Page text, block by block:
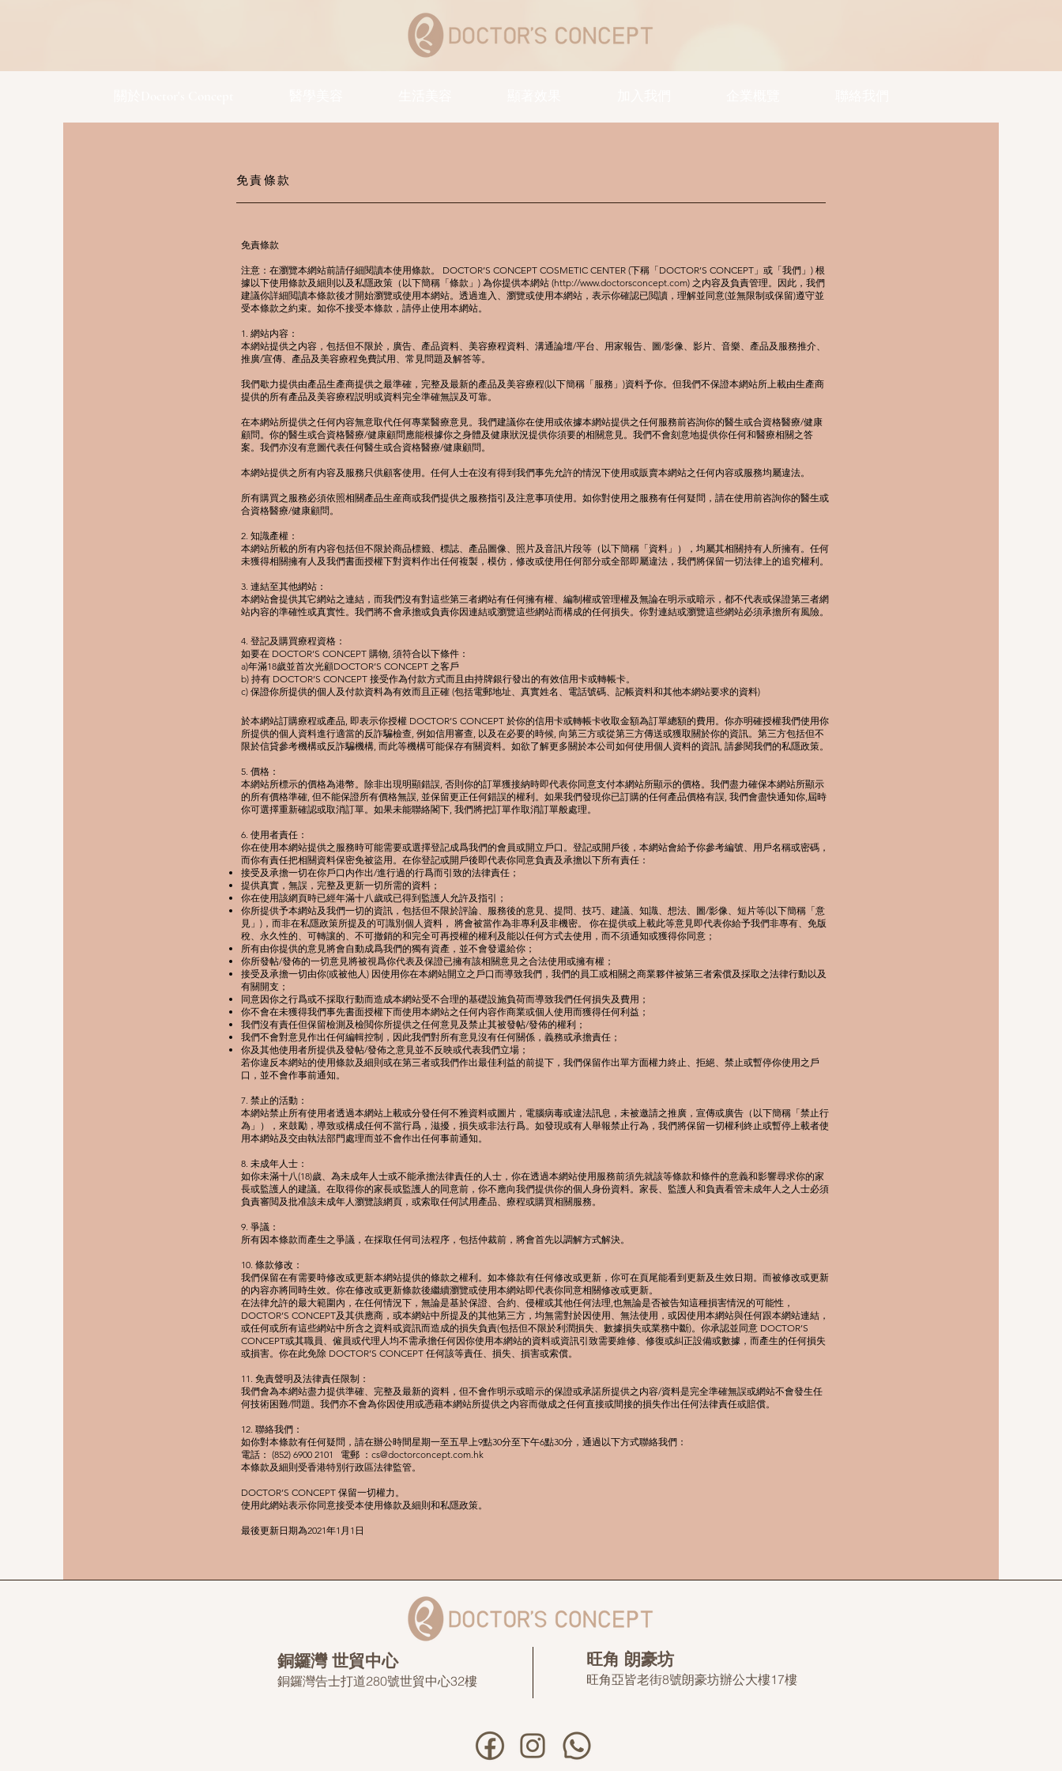
免責條款
免責條款
注意：在瀏覽本網站前請仔細閱讀本使用條款。 DOCTOR’S CONCEPT COSMETIC CENTER (下稱「DOCTOR’S CONCEPT」或「我們」) 根
據以下使用條款及細則以及私隱政策（以下簡稱「條款」) 為你提供本網站 (http://www.doctorsconcept.com) 之内容及負責管理。因此，我們
建議你詳細閲讀本條款後才開始瀏覽或使用本網站。透過進入、瀏覽或使用本網站，表示你確認已閲讀，理解並同意(並無限制或保留)遵守並
受本條款之約束。如你不接受本條款，請停止使用本網站。
1. 網站内容：
本網站提供之内容，包括但不限於，廣告、產品資料、美容療程資料、溝通論壇/平台、用家報告、圖/影像、影片、音樂、產品及服務推介、
推廣/宣傳、產品及美容療程免費試用、常見問題及解答等。
我們歇力提供由產品生產商提供之最準確，完整及最新的產品及美容療程(以下簡稱「服務」)資料予你。但我們不保證本網站所上載由生產商
提供的所有產品及美容療程説明或資料完全準確無誤及可靠。
在本網站所提供之任何内容無意取代任何專業醫療意見。我們建議你在使用或依據本網站提供之任何服務前咨詢你的醫生或合資格醫療/健康
顧問。你的醫生或合資格醫療/健康顧問應能根據你之身體及健康狀況提供你須要的相關意見。我們不會刻意地提供你任何和醫療相關之答
案。我們亦沒有意圖代表任何醫生或合資格醫療/健康顧問。
本網站提供之所有内容及服務只供顧客使用。任何人士在沒有得到我們事先允許的情況下使用或販賣本網站之任何内容或服務均屬違法。
所有購買之服務必須依照相關產品生産商或我們提供之服務指引及注意事項使用。如你對使用之服務有任何疑問，請在使用前咨詢你的醫生或
合資格醫療/健康顧問。
2. 知識產權：
本網站所載的所有内容包括但不限於商品標籤、標誌、產品圖像、照片及音訊片段等（以下簡稱「資料」），均屬其相關持有人所擁有。任何
未獲得相關擁有人及我們書面授權下對資料作出任何複製，模仿，修改或使用任何部分或全部即屬違法，我們將保留一切法律上的追究權利。
​3. 連結至其他網站：
本網站會提供其它網站之連結，而我們沒有對這些第三者網站有任何擁有權、編制權或管理權及無論在明示或暗示，都不代表或保證第三者網
站内容的準確性或真實性。我們將不會承擔或負責你因連結或瀏覽這些網站而構成的任何損失。你對連結或瀏覽這些網站必須承擔所有風險。
​4. 登記及購買療程資格：
如要在 DOCTOR’S CONCEPT 購物, 須符合以下條件：
a)年滿18歲並首次光顧DOCTOR’S CONCEPT 之客戶
b) 持有 DOCTOR’S CONCEPT 接受作為付款方式而且由持牌銀行發出的有效信用卡或轉帳卡。
c) 保證你所提供的個人及付款資料為有效而且正確 (包括電郵地址、真實姓名、電話號碼、記帳資料和其他本網站要求的資料)
於本網站訂購療程或產品, 即表示你授權 DOCTOR’S CONCEPT 於你的信用卡或轉帳卡收取金額為訂單總額的費用。你亦明確授權我們使用你
所提供的個人資料進行適當的反詐騙檢查, 例如信用審查, 以及在必要的時候, 向第三方或從第三方傳送或獲取關於你的資訊。第三方包括但不
限於信貸參考機構或反詐騙機構, 而此等機構可能保存有關資料。如欲了解更多關於本公司如何使用個人資料的資訊, 請參閱我們的私隱政策。
​5. 價格：
本網站所標示的價格為港幣。除非出現明顯錯誤, 否則你的訂單獲接納時即代表你同意支付本網站所顯示的價格。我們盡力確保本網站所顯示
的所有價格準確, 但不能保證所有價格無誤, 並保留更正任何錯誤的權利。如果我們發現你已訂購的任何產品價格有誤, 我們會盡快通知你,屆時
你可選擇重新確認或取消訂單。如果未能聯絡閣下, 我們將把訂單作取消訂單般處理。
6. 使用者責任：
你在使用本網站提供之服務時可能需要或選擇登記成爲我們的會員或開立戶口。登記或開戶後，本網站會給予你參考編號、用戶名稱或密碼，
而你有責任把相關資料保密免被盜用。在你登記或開戶後即代表你同意負責及承擔以下所有責任：
接受及承擔一切在你戶口内作出/進行過的行爲而引致的法律責任；
提供真實，無誤，完整及更新一切所需的資料；
你在使用該網頁時已經年滿十八歲或已得到監護人允許及指引；
你所提供予本網站及我們一切的資訊，包括但不限於評論、服務後的意見、提問、技巧、建議、知識、想法、圖/影像、短片等(以下簡稱「意
見」)，而非在私隱政策所提及的可識別個人資料， 將會被當作為非專利及非機密。 你在提供或上載此等意見即代表你給予我們非專有、免版
稅、永久性的、可轉讓的、不可撤銷的和完全可再授權的權利及能以任何方式去使用，而不須通知或獲得你同意；
所有由你提供的意見將會自動成爲我們的獨有資產，並不會發還給你；
你所發帖/發佈的一切意見將被視爲你代表及保證已擁有該相關意見之合法使用或擁有權；
接受及承擔一切由你(或被他人) 因使用你在本網站開立之戶口而導致我們，我們的員工或相關之商業夥伴被第三者索償及採取之法律行動以及
有關開支；
同意因你之行爲或不採取行動而造成本網站受不合理的基礎設施負荷而導致我們任何損失及費用；
你不會在未獲得我們事先書面授權下而使用本網站之任何内容作商業或個人使用而獲得任何利益；
我們沒有責任但保留檢測及檢閲你所提供之任何意見及禁止其被發帖/發佈的權利；
我們不會對意見作出任何編輯控制，因此我們對所有意見沒有任何關係，義務或承擔責任；
你及其他使用者所提供及發帖/發佈之意見並不反映或代表我們立場；
若你違反本網站的使用條款及細則或在第三者或我們作出最佳利益的前提下，我們保留作出單方面權力終止、拒絕、禁止或暫停你使用之戶
口，並不會作事前通知。
7. 禁止的活動：
本網站禁止所有使用者透過本網站上載或分發任何不雅資料或圖片，電腦病毒或違法訊息，未被邀請之推廣，宣傳或廣告（以下簡稱「禁止行
為」），來鼓勵，導致或構成任何不當行爲，滋擾，損失或非法行爲。如發現或有人舉報禁止行為，我們將保留一切權利終止或暫停上載者使
用本網站及交由執法部門處理而並不會作出任何事前通知。
8. 未成年人士：
如你未滿十八(18)歲、為未成年人士或不能承擔法律責任的人士，你在透過本網站使用服務前須先就該等條款和條件的意義和影響尋求你的家
長或監護人的建議。在取得你的家長或監護人的同意前，你不應向我們提供你的個人身份資料。家長、監護人和負責看管未成年人之人士必須
負責審閲及批准該未成年人瀏覽該網頁，或索取任何試用產品、療程或購買相關服務。
9. 爭議：
所有因本條款而產生之爭議，在採取任何司法程序，包括仲裁前，將會首先以調解方式解決。
10. 條款修改：
我們保留在有需要時修改或更新本網站提供的條款之權利。如本條款有任何修改或更新，你可在頁尾能看到更新及生效日期。而被修改或更新
的内容亦將同時生效。你在修改或更新條款後繼續瀏覽或使用本網站即代表你同意相關修改或更新。
在法律允許的最大範圍內，在任何情況下，無論是基於保證、合約、侵權或其他任何法理,也無論是否被告知這種損害情況的可能性，
DOCTOR’S CONCEPT及其供應商，或本網站中所提及的其他第三方，均無需對於因使用、無法使用，或因使用本網站與任何跟本網站連結，
或任何或所有這些網站中所含之資料或資訊而造成的損失負責(包括但不限於利潤損失、數據損失或業務中斷)。你承認並同意 DOCTOR’S
CONCEPT或其職員、僱員或代理人均不需承擔任何因你使用本網站的資料或資訊引致需要維修、修復或糾正設備或數據，而產生的任何損失
或損害。你在此免除 DOCTOR’S CONCEPT 任何該等責任、損失、損害或索償。
11. 免責聲明及法律責任限制：
我們會為本網站盡力提供準確、完整及最新的資料，但不會作明示或暗示的保證或承諾所提供之内容/資料是完全準確無誤或網站不會發生任
何技術困難/問題。我們亦不會為你因使用或憑藉本網站所提供之内容而做成之任何直接或間接的損失作出任何法律責任或賠償。
12. 聯絡我們：
如你對本條款有任何疑問，請在辦公時間星期一至五早上9點30分至下午6點30分，通過以下方式聯絡我們：
電話： (852) 6900 2101 電郵 ： cs@doctorconcept.com.hk
本條款及細則受香港特別行政區法律監管。
DOCTOR’S CONCEPT 保留一切權力。
使用此網站表示你同意接受本使用條款及細則和私隱政策。
最後更新日期為2021年1月1日
銅鑼灣 世貿中心
銅鑼灣告士打道280號世貿中心32樓
旺角 朗豪坊
旺角亞皆老街8號朗豪坊辦公大樓17樓